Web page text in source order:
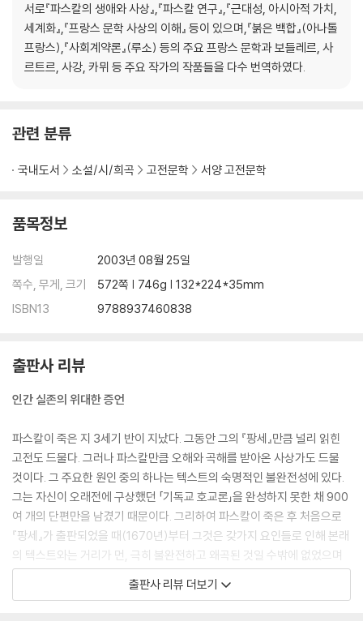
서로『파스칼의 생애와 사상』,『파스칼 연구』,『근대성, 아시아적 가치,
세계화』,『프랑스 문학 사상의 이해』 등이 있으며,『붉은 백합』(아나톨
프랑스),『사회계약론』(루소) 등의 주요 프랑스 문학과 보들레르, 사
르트르, 사강, 카뮈 등 주요 작가의 작품들을 다수 번역하였다.
관련 분류
국내도서 소설/시/희곡 고전문학 서양 고전문학
품목정보
발행일
2003년 08월 25일
쪽수, 무게, 크기
572쪽 | 746g | 132*224*35mm
ISBN13
9788937460838
출판사 리뷰
인간 실존의 위대한 증언
파스칼이 죽은 지 3세기 반이 지났다. 그동안 그의 『팡세』만큼 널리 읽힌
고전도 드물다. 그러나 파스칼만큼 오해와 곡해를 받아온 사상가도 드물
것이다. 그 주요한 원인 중의 하나는 텍스트의 숙명적인 불완전성에 있다.
그는 자신이 오래전에 구상했던 「기독교 호교론」을 완성하지 못한 채 900
여 개의 단편만을 남겼기 때문이다. 그리하여 파스칼이 죽은 후 처음으로
『팡세』가 출판되었을 때(1670년)부터 그것은 갖가지 요인들로 인해 본래
의 텍스트와는 거리가 먼, 극히 불완전하고 왜곡된 것일 수밖에 없었으며
이 형태는 근 2세기에 걸쳐 큰 변화 없이 유지되어 왔다. 뿐만 아니라 그가
속해 있었던 장세니즘에 대한 박해와 뒤이은 18세기 계몽주의 시대의 냉
출판사 리뷰 더보기